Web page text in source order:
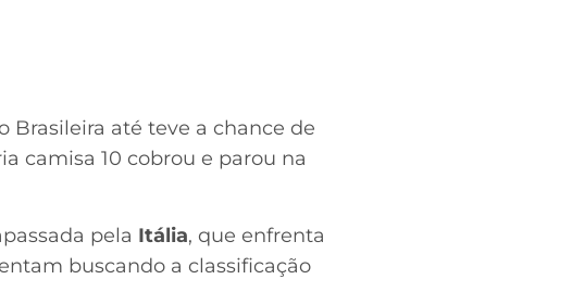
Brasileira até teve a chance de
camisa 10 cobrou e parou na
pela Itália, que enfrenta
buscando a classificação